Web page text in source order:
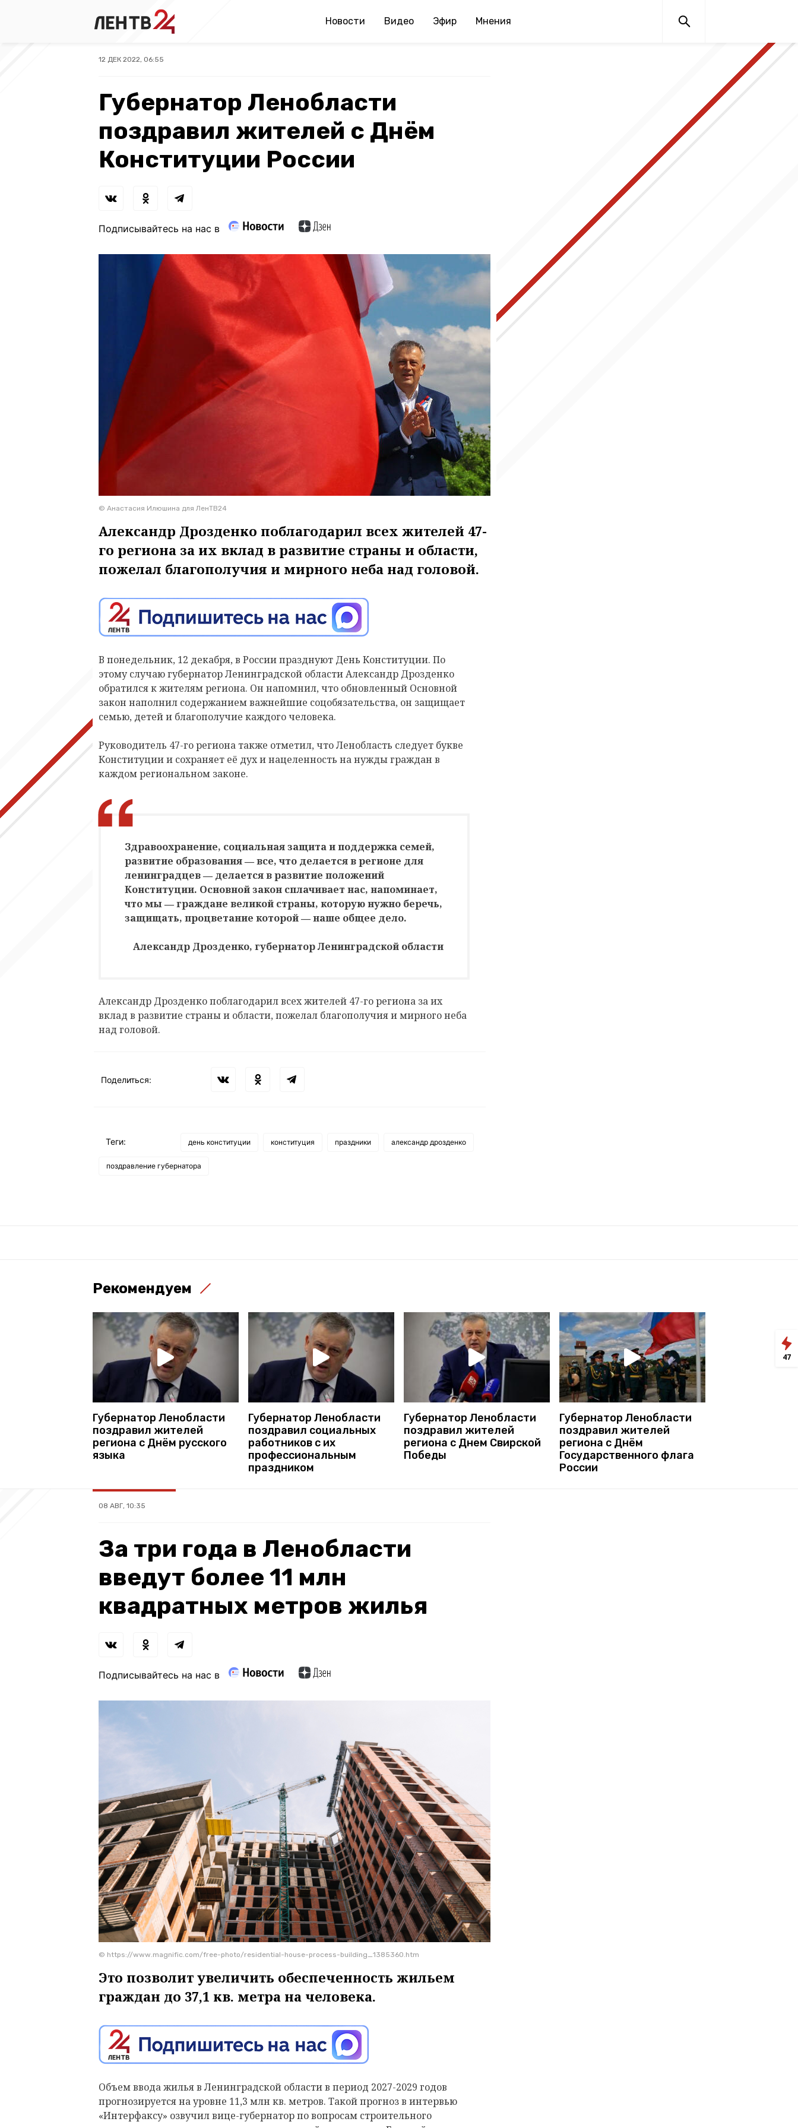
Новости Видео Эфир Мнения
12 ДЕК 2022, 06:55
Губернатор Ленобласти
поздравил жителей с Днём
Конституции России
Подписывайтесь на нас в
© Анастасия Илюшина для ЛенТВ24
Александр Дрозденко поблагодарил всех жителей 47-
го региона за их вклад в развитие страны и области,
пожелал благополучия и мирного неба над головой.
В понедельник, 12 декабря, в России празднуют День Конституции. По
этому случаю губернатор Ленинградской области Александр Дрозденко
обратился к жителям региона. Он напомнил, что обновленный Основной
закон наполнил содержанием важнейшие соцобязательства, он защищает
семью, детей и благополучие каждого человека.
Руководитель 47-го региона также отметил, что Ленобласть следует букве
Конституции и сохраняет её дух и нацеленность на нужды граждан в
каждом региональном законе.
Здравоохранение, социальная защита и поддержка семей,
развитие образования ― все, что делается в регионе для
ленинградцев ― делается в развитие положений
Конституции. Основной закон сплачивает нас, напоминает,
что мы ― граждане великой страны, которую нужно беречь,
защищать, процветание которой ― наше общее дело.
Александр Дрозденко, губернатор Ленинградской области
Александр Дрозденко поблагодарил всех жителей 47-го региона за их
вклад в развитие страны и области, пожелал благополучия и мирного неба
над головой.
Поделиться:
Теги: день конституции конституция праздники александр дрозденко
поздравление губернатора
Рекомендуем
Губернатор Ленобласти
поздравил жителей
региона с Днём русского
языка
Губернатор Ленобласти
поздравил социальных
работников с их
профессиональным
праздником
Губернатор Ленобласти
поздравил жителей
региона с Днем Свирской
Победы
Губернатор Ленобласти
поздравил жителей
региона с Днём
Государственного флага
России
08 АВГ, 10:35
За три года в Ленобласти
введут более 11 млн
квадратных метров жилья
Подписывайтесь на нас в
© https://www.magnific.com/free-photo/residential-house-process-building_1385360.htm
Это позволит увеличить обеспеченность жильем
граждан до 37,1 кв. метра на человека.
Объем ввода жилья в Ленинградской области в период 2027-2029 годов
прогнозируется на уровне 11,3 млн кв. метров. Такой прогноз в интервью
«Интерфаксу» озвучил вице-губернатор по вопросам строительного
47